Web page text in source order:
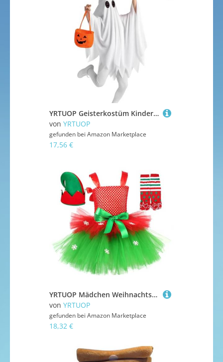
YRTUOP Geisterkostüm Kinder | Grusel Umhang Kostüm Für Kinder - mit Kürbis Süßigkeiten Taschen, Festlich Outfit Für Mädchen Fest Geburtstag Schulspiel Feiern
von YRTUOP
gefunden bei Amazon Marketplace
17,56 €
YRTUOP Mädchen Weihnachtskleid | Weihnachtskostüm mit Hut und Socken - Ärmelloses Tüllkleid für 2-12 Jahre Wintertag Rollenspiel Party Bühnenauftritt Fotografie
von YRTUOP
gefunden bei Amazon Marketplace
18,32 €